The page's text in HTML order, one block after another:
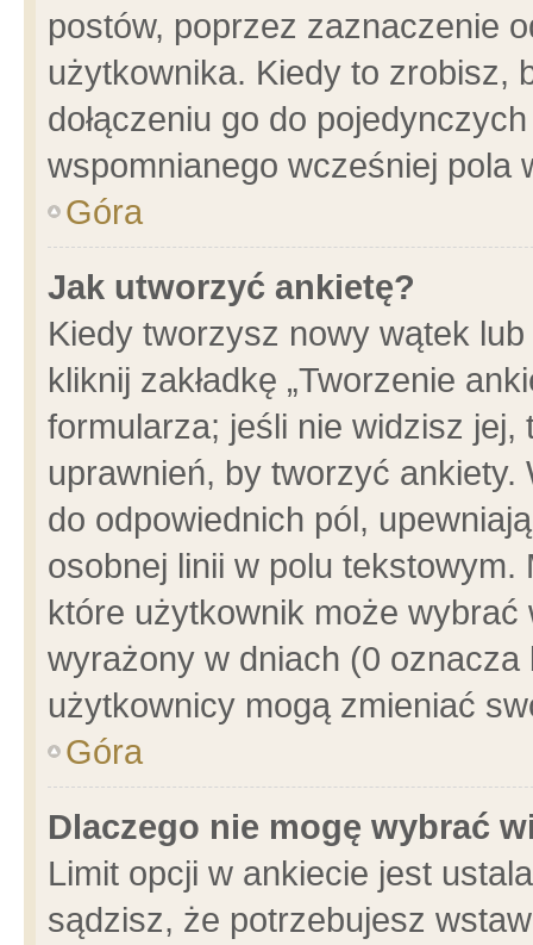
postów, poprzez zaznaczenie
użytkownika. Kiedy to zrobisz,
dołączeniu go do
wspomnianego wcześniej pola
Góra
Jak utworzyć ankietę?
Kiedy tworzysz nowy wątek
kliknij zakładkę „Tworzenie
formularza; jeśli nie widzisz
uprawnień, by tworzyć ankiety.
do odpowiednich pól,
osobnej linii w polu
które użytkownik może
wyrażony w dniach (0
użytkownicy mogą zmieniać
Góra
Dlaczego nie mogę wybrać
Limit opcji w ankiecie jest
sądzisz, że potrzebujesz